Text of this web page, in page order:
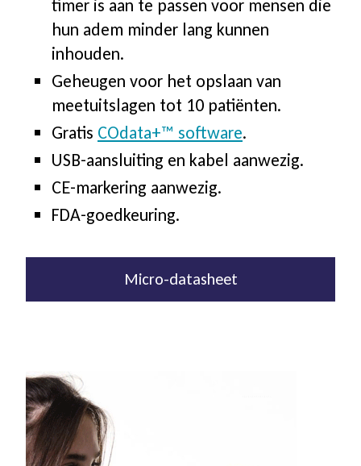
timer is aan te passen voor mensen die
hun adem minder lang kunnen
inhouden.
Geheugen voor het opslaan van
meetuitslagen tot 10 patiënten.
Gratis COdata+™ software.
USB-aansluiting en kabel aanwezig.
CE-markering aanwezig.
FDA-goedkeuring.
Micro-datasheet